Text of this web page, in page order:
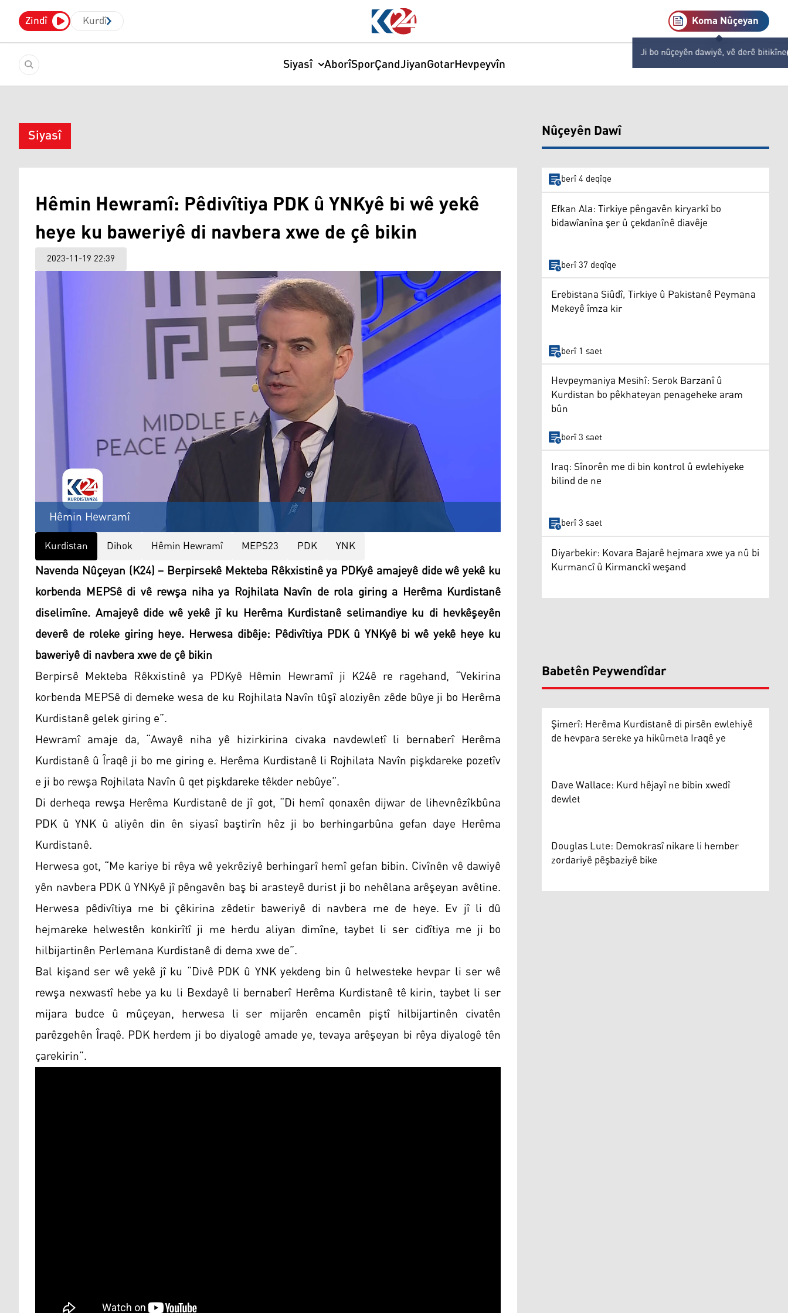
Zindî Kurdî Koma Nûçeyan
Ji bo nûçeyên dawiyê, vê derê bitikîne
Siyasî AborîSporÇandJiyanGotarHevpeyvîn
Siyasî
Hêmin Hewramî: Pêdivîtiya PDK û YNKyê bi wê yekê
heye ku baweriyê di navbera xwe de çê bikin
2023-11-19 22:39
Hêmin Hewramî
Kurdistan Dihok Hêmin Hewramî MEPS23 PDK YNK
Navenda Nûçeyan (K24) – Berpirsekê Mekteba Rêkxistinê ya PDKyê amajeyê dide wê yekê ku
korbenda MEPSê di vê rewşa niha ya Rojhilata Navîn de rola giring a Herêma Kurdistanê
diselimîne. Amajeyê dide wê yekê jî ku Herêma Kurdistanê selimandiye ku di hevkêşeyên
deverê de roleke giring heye. Herwesa dibêje: Pêdivîtiya PDK û YNKyê bi wê yekê heye ku
baweriyê di navbera xwe de çê bikin
Berpirsê Mekteba Rêkxistinê ya PDKyê Hêmin Hewramî ji K24ê re ragehand, “Vekirina
korbenda MEPSê di demeke wesa de ku Rojhilata Navîn tûşî aloziyên zêde bûye ji bo Herêma
Kurdistanê gelek giring e”.
Hewramî amaje da, “Awayê niha yê hizirkirina civaka navdewletî li bernaberî Herêma
Kurdistanê û Îraqê ji bo me giring e. Herêma Kurdistanê li Rojhilata Navîn pişkdareke pozetîv
e ji bo rewşa Rojhilata Navîn û qet pişkdareke têkder nebûye”.
Di derheqa rewşa Herêma Kurdistanê de jî got, “Di hemî qonaxên dijwar de lihevnêzîkbûna
PDK û YNK û aliyên din ên siyasî baştirîn hêz ji bo berhingarbûna gefan daye Herêma
Kurdistanê.
Herwesa got, “Me kariye bi rêya wê yekrêziyê berhingarî hemî gefan bibin. Civînên vê dawiyê
yên navbera PDK û YNKyê jî pêngavên baş bi arasteyê durist ji bo nehêlana arêşeyan avêtine.
Herwesa pêdivîtiya me bi çêkirina zêdetir baweriyê di navbera me de heye. Ev jî li dû
hejmareke helwestên konkirîtî ji me herdu aliyan dimîne, taybet li ser cidîtiya me ji bo
hilbijartinên Perlemana Kurdistanê di dema xwe de”.
Bal kişand ser wê yekê jî ku “Divê PDK û YNK yekdeng bin û helwesteke hevpar li ser wê
rewşa nexwastî hebe ya ku li Bexdayê li bernaberî Herêma Kurdistanê tê kirin, taybet li ser
mijara budce û mûçeyan, herwesa li ser mijarên encamên piştî hilbijartinên civatên
parêzgehên Îraqê. PDK herdem ji bo diyalogê amade ye, tevaya arêşeyan bi rêya diyalogê tên
çarekirin”.
Nûçeyên Dawî
berî 4 deqîqe
Efkan Ala: Tirkiye pêngavên kiryarkî bo
bidawîanîna şer û çekdanînê diavêje
berî 37 deqîqe
Erebistana Siûdî, Tirkiye û Pakistanê Peymana
Mekeyê îmza kir
berî 1 saet
Hevpeymaniya Mesihî: Serok Barzanî û
Kurdistan bo pêkhateyan penageheke aram
bûn
berî 3 saet
Iraq: Sînorên me di bin kontrol û ewlehiyeke
bilind de ne
berî 3 saet
Diyarbekir: Kovara Bajarê hejmara xwe ya nû bi
Kurmancî û Kirmanckî weşand
Babetên Peywendîdar
Şimerî: Herêma Kurdistanê di pirsên ewlehiyê
de hevpara sereke ya hikûmeta Iraqê ye
Dave Wallace: Kurd hêjayî ne bibin xwedî
dewlet
Douglas Lute: Demokrasî nikare li hember
zordariyê pêşbaziyê bike